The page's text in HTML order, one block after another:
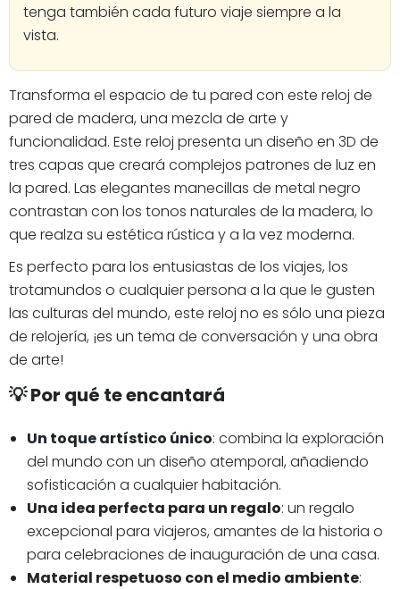
tenga también cada futuro viaje siempre a la
vista.
Transforma el espacio de tu pared con este reloj de
pared de madera, una mezcla de arte y
funcionalidad. Este reloj presenta un diseño en 3D de
tres capas que creará complejos patrones de luz en
la pared. Las elegantes manecillas de metal negro
contrastan con los tonos naturales de la madera, lo
que realza su estética rústica y a la vez moderna.
Es perfecto para los entusiastas de los viajes, los
trotamundos o cualquier persona a la que le gusten
las culturas del mundo, este reloj no es sólo una pieza
de relojería, ¡es un tema de conversación y una obra
de arte!
💡 Por qué te encantará
Un toque artístico único: combina la exploración
del mundo con un diseño atemporal, añadiendo
sofisticación a cualquier habitación.
Una idea perfecta para un regalo: un regalo
excepcional para viajeros, amantes de la historia o
para celebraciones de inauguración de una casa.
Material respetuoso con el medio ambiente: